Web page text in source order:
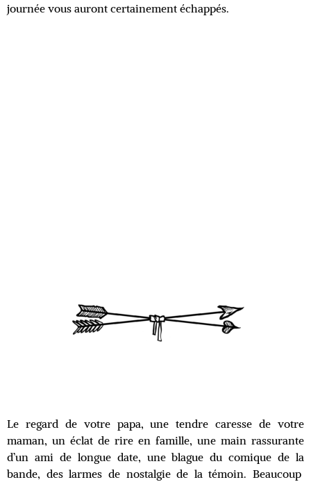
journée vous auront certainement échappés.
Le regard de votre papa, une tendre caresse de votre
maman, un éclat de rire en famille, une main rassurante
d’un ami de longue date, une blague du comique de la
bande, des larmes de nostalgie de la témoin. Beaucoup